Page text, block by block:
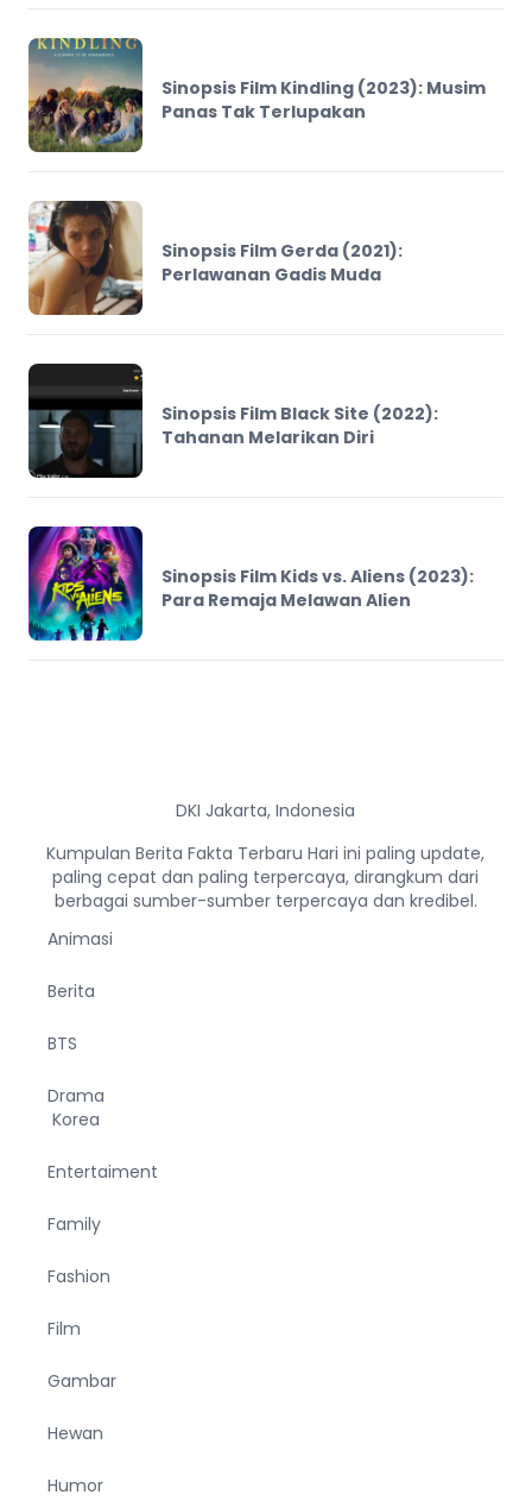
Sinopsis Film Kindling (2023): Musim
Panas Tak Terlupakan
Sinopsis Film Gerda (2021):
Perlawanan Gadis Muda
Sinopsis Film Black Site (2022):
Tahanan Melarikan Diri
Sinopsis Film Kids vs. Aliens (2023):
Para Remaja Melawan Alien
DKI Jakarta, Indonesia
Kumpulan Berita Fakta Terbaru Hari ini paling update,
paling cepat dan paling terpercaya, dirangkum dari
berbagai sumber-sumber terpercaya dan kredibel.
Animasi
Berita
BTS
Drama
Korea
Entertaiment
Family
Fashion
Film
Gambar
Hewan
Humor